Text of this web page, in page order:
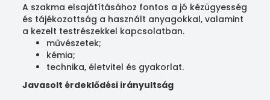
A szakma elsajátításához fontos a jó kézügyesség
és tájékozottság a használt anyagokkal, valamint
a kezelt testrészekkel kapcsolatban.
művészetek;
kémia;
technika, életvitel és gyakorlat.
Javasolt érdeklődési irányultság